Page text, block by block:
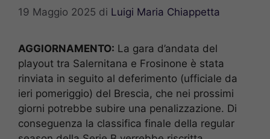
19 Maggio 2025 di Luigi Maria Chiappetta
AGGIORNAMENTO: La gara d’andata del
playout tra Salernitana e Frosinone è stata
rinviata in seguito al deferimento (ufficiale da
ieri pomeriggio) del Brescia, che nei prossimi
giorni potrebbe subire una penalizzazione. Di
conseguenza la classifica finale della regular